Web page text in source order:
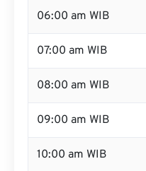
06:00 am WIB
07:00 am WIB
08:00 am WIB
09:00 am WIB
10:00 am WIB